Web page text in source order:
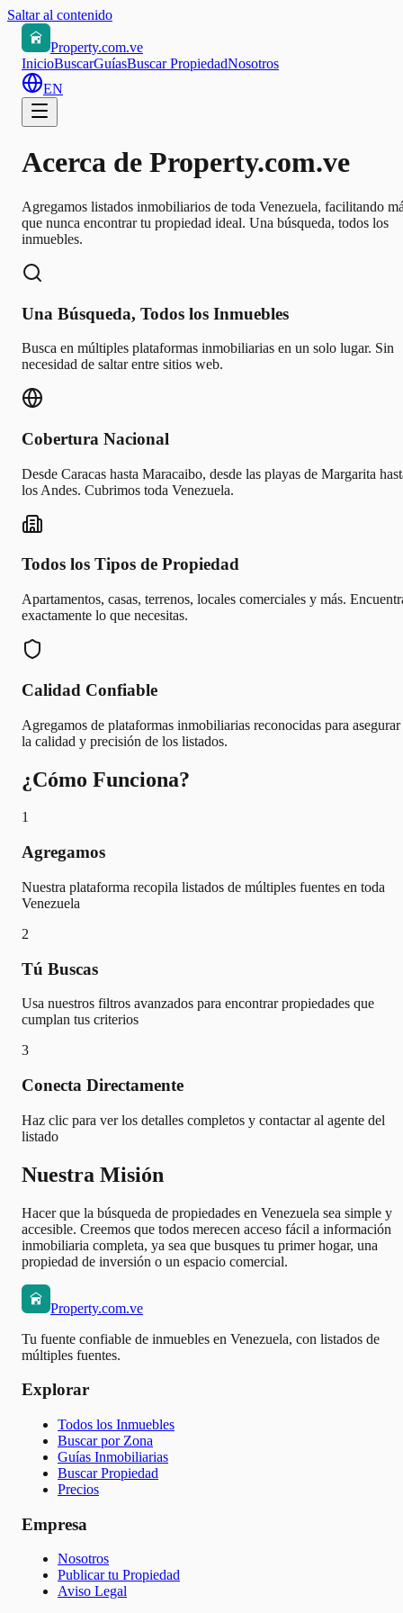
Saltar al contenido
Property.com.ve
InicioBuscarGuíasBuscar PropiedadNosotros
EN
Acerca de Property.com.ve
Agregamos listados inmobiliarios de toda Venezuela, facilitando
que nunca encontrar tu propiedad ideal. Una búsqueda, todos los
inmuebles.
Una Búsqueda, Todos los Inmuebles
Busca en múltiples plataformas inmobiliarias en un solo lugar. Sin
necesidad de saltar entre sitios web.
Cobertura Nacional
Desde Caracas hasta Maracaibo, desde las playas de Margarita
los Andes. Cubrimos toda Venezuela.
Todos los Tipos de Propiedad
Apartamentos, casas, terrenos, locales comerciales y más.
exactamente lo que necesitas.
Calidad Confiable
Agregamos de plataformas inmobiliarias reconocidas para asegurar
la calidad y precisión de los listados.
¿Cómo Funciona?
1
Agregamos
Nuestra plataforma recopila listados de múltiples fuentes en toda
Venezuela
2
Tú Buscas
Usa nuestros filtros avanzados para encontrar propiedades que
cumplan tus criterios
3
Conecta Directamente
Haz clic para ver los detalles completos y contactar al agente del
listado
Nuestra Misión
Hacer que la búsqueda de propiedades en Venezuela sea simple y
accesible. Creemos que todos merecen acceso fácil a información
inmobiliaria completa, ya sea que busques tu primer hogar, una
propiedad de inversión o un espacio comercial.
Property.com.ve
Tu fuente confiable de inmuebles en Venezuela, con listados de
múltiples fuentes.
Explorar
Todos los Inmuebles
Buscar por Zona
Guías Inmobiliarias
Buscar Propiedad
Precios
Empresa
Nosotros
Publicar tu Propiedad
Aviso Legal